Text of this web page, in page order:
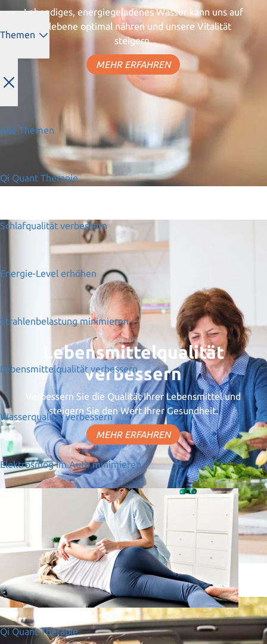
Themen
Alle Themen
Qi Quant Therapie
Schlafqualität verbessern
Energie-Level erhöhen
Strahlenbelastung minimieren
Lebensmittelqualität verbessern
Wasserqualität verbessern
Elektrosmog im Auto minimieren
Qi Quant Therapie
Lebendiges, energiegeladenes Wasser kann uns auf
Zellebene optimal nähren und unsere Vitalität
steigern.
MEHR ERFAHREN
Lebensmittelqualität
verbessern
Verbessern Sie die Qualität Ihrer Lebensmittel und
steigern Sie den Wert Ihrer Gesundheit.
MEHR ERFAHREN